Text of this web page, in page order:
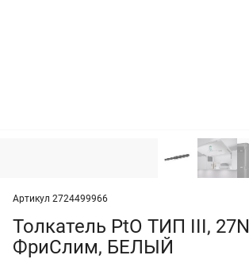
Артикул 2724499966
Толкатель PtO ТИП III, 27N
ФриСлим, БЕЛЫЙ